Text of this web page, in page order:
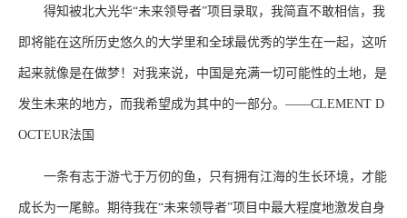
得知被北大光华“未来领导者”项目录取，我简直不敢相信，我
即将能在这所历史悠久的大学里和全球最优秀的学生在一起，这听
起来就像是在做梦！对我来说，中国是充满一切可能性的土地，是
发生未来的地方，而我希望成为其中的一部分。——CLEMENT D
OCTEUR法国
一条有志于游弋于万仞的鱼，只有拥有江海的生长环境，才能
成长为一尾鲸。期待我在“未来领导者”项目中最大程度地激发自身